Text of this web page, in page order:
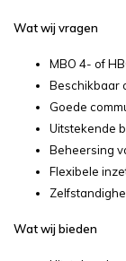
Wat wij vragen
MBO 4- of
Beschikbaar
Goede
Uitstekende
Beheersing
Flexibele
Wat wij bieden